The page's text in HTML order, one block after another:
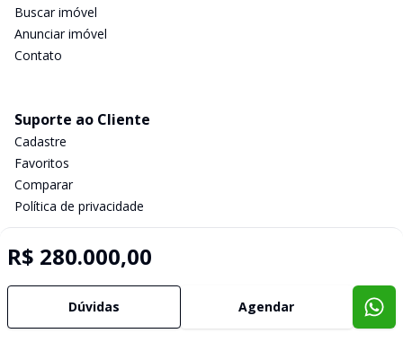
R$ 280.000,00
Dúvidas Agendar
Buscar imóvel
Anunciar imóvel
Contato
Suporte ao Cliente
Cadastre
Favoritos
Comparar
Política de privacidade
Selo de Tecnologia Loft